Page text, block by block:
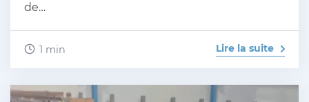
de…
1 min Lire la suite